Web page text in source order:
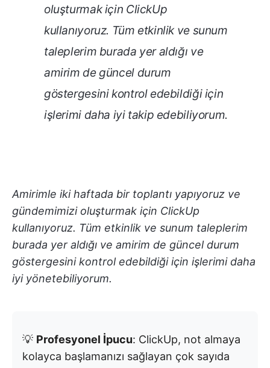
oluşturmak için ClickUp
kullanıyoruz. Tüm etkinlik ve sunum
taleplerim burada yer aldığı ve
amirim de güncel durum
göstergesini kontrol edebildiği için
işlerimi daha iyi takip edebiliyorum.
Amirimle iki haftada bir toplantı yapıyoruz ve
gündemimizi oluşturmak için ClickUp
kullanıyoruz. Tüm etkinlik ve sunum taleplerim
burada yer aldığı ve amirim de güncel durum
göstergesini kontrol edebildiği için işlerimi daha
iyi yönetebiliyorum.
💡 Profesyonel İpucu: ClickUp, not almaya
kolayca başlamanızı sağlayan çok sayıda